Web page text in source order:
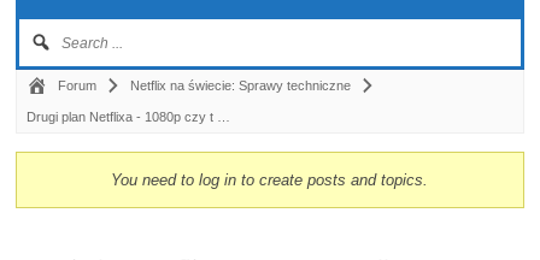
Forum Netflix na świecie: Sprawy techniczne
Drugi plan Netflixa - 1080p czy t …
You need to log in to create posts and topics.